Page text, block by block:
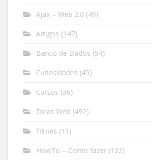
Ajax – Web 2.0 (49)
Artigos (147)
Banco de Dados (54)
Curiosidades (45)
Cursos (36)
Dicas Web (492)
Filmes (11)
HowTo – Como fazer (132)